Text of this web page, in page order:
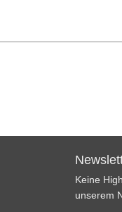
Keine
unserem